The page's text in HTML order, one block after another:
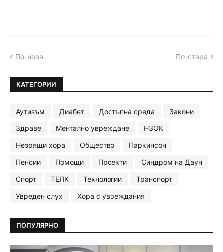
По-нова По-стара
КАТЕГОРИИ
Аутизъм Диабет Достъпна среда
Закони
Здраве
Ментално увреждане
НЗОК
Незрящи хора
Общество
Паркинсон
Пенсии
Помощи Проекти
Синдром на Даун
Спорт
ТЕЛК Технологии
Транспорт
Увреден слух
Хора с увреждания
ПОПУЛЯРНО